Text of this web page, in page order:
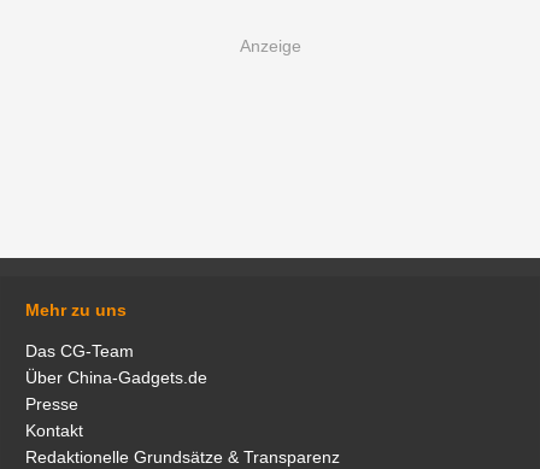
Mehr zu uns
Das CG-Team
Über China-Gadgets.de
Presse
Kontakt
Redaktionelle Grundsätze & Transparenz